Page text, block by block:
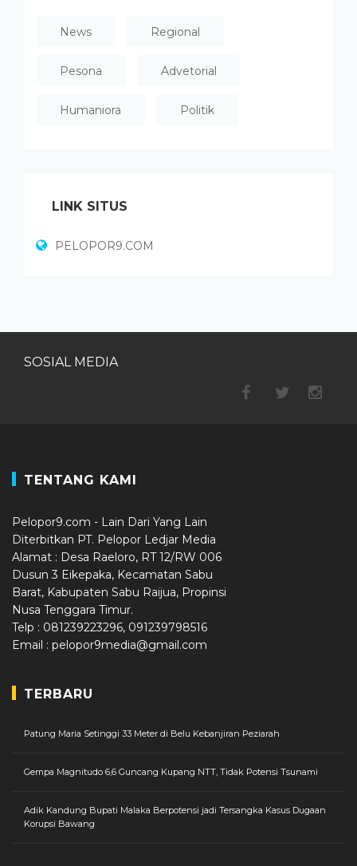
News Regional
Pesona Advetorial
Humaniora Politik
LINK SITUS
PELOPOR9.COM
SOSIAL MEDIA
TENTANG KAMI
Pelopor9.com - Lain Dari Yang Lain
Diterbitkan PT. Pelopor Ledjar Media
Alamat : Desa Raeloro, RT 12/RW 006
Dusun 3 Eikepaka, Kecamatan Sabu
Barat, Kabupaten Sabu Raijua, Propinsi
Nusa Tenggara Timur.
Telp : 081239223296, 091239798516
Email : pelopor9media@gmail.com
TERBARU
Patung Maria Setinggi 33 Meter di Belu Kebanjiran Peziarah
Gempa Magnitudo 6,6 Guncang Kupang NTT, Tidak Potensi Tsunami
Adik Kandung Bupati Malaka Berpotensi jadi Tersangka Kasus Dugaan
Korupsi Bawang